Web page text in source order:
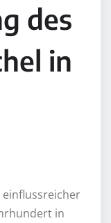
des
in
einflussreicher
in